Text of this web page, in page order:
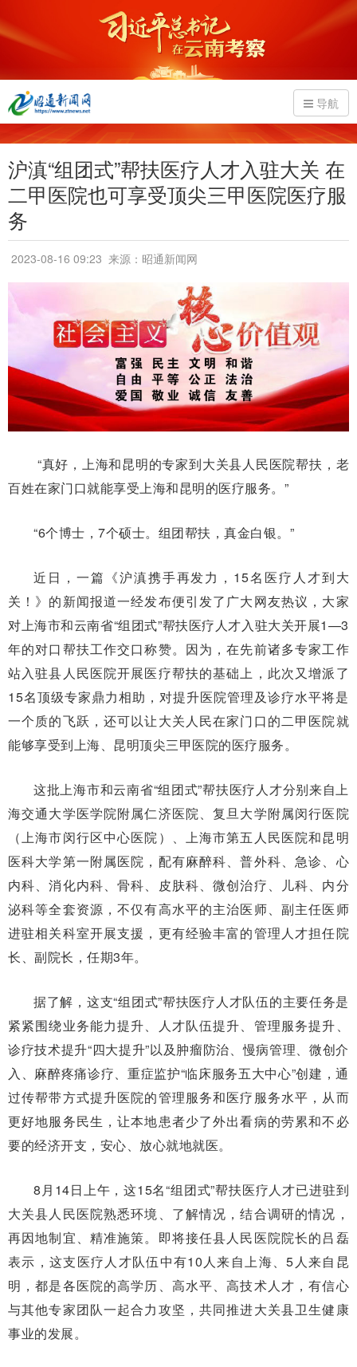
导航
沪滇“组团式”帮扶医疗人才入驻大关 在
二甲医院也可享受顶尖三甲医院医疗服
务
2023-08-16 09:23 来源：昭通新闻网
“真好，上海和昆明的专家到大关县人民医院帮扶，老
百姓在家门口就能享受上海和昆明的医疗服务。”
“6个博士，7个硕士。组团帮扶，真金白银。”
近日，一篇《沪滇携手再发力，15名医疗人才到大
关！》的新闻报道一经发布便引发了广大网友热议，大家
对上海市和云南省“组团式”帮扶医疗人才入驻大关开展1—3
年的对口帮扶工作交口称赞。因为，在先前诸多专家工作
站入驻县人民医院开展医疗帮扶的基础上，此次又增派了
15名顶级专家鼎力相助，对提升医院管理及诊疗水平将是
一个质的飞跃，还可以让大关人民在家门口的二甲医院就
能够享受到上海、昆明顶尖三甲医院的医疗服务。
这批上海市和云南省“组团式”帮扶医疗人才分别来自上
海交通大学医学院附属仁济医院、复旦大学附属闵行医院
（上海市闵行区中心医院）、上海市第五人民医院和昆明
医科大学第一附属医院，配有麻醉科、普外科、急诊、心
内科、消化内科、骨科、皮肤科、微创治疗、儿科、内分
泌科等全套资源，不仅有高水平的主治医师、副主任医师
进驻相关科室开展支援，更有经验丰富的管理人才担任院
长、副院长，任期3年。
据了解，这支“组团式”帮扶医疗人才队伍的主要任务是
紧紧围绕业务能力提升、人才队伍提升、管理服务提升、
诊疗技术提升“四大提升”以及肿瘤防治、慢病管理、微创介
入、麻醉疼痛诊疗、重症监护“临床服务五大中心”创建，通
过传帮带方式提升医院的管理服务和医疗服务水平，从而
更好地服务民生，让本地患者少了外出看病的劳累和不必
要的经济开支，安心、放心就地就医。
8月14日上午，这15名“组团式”帮扶医疗人才已进驻到
大关县人民医院熟悉环境、了解情况，结合调研的情况，
再因地制宜、精准施策。即将接任县人民医院院长的吕磊
表示，这支医疗人才队伍中有10人来自上海、5人来自昆
明，都是各医院的高学历、高水平、高技术人才，有信心
与其他专家团队一起合力攻坚，共同推进大关县卫生健康
事业的发展。